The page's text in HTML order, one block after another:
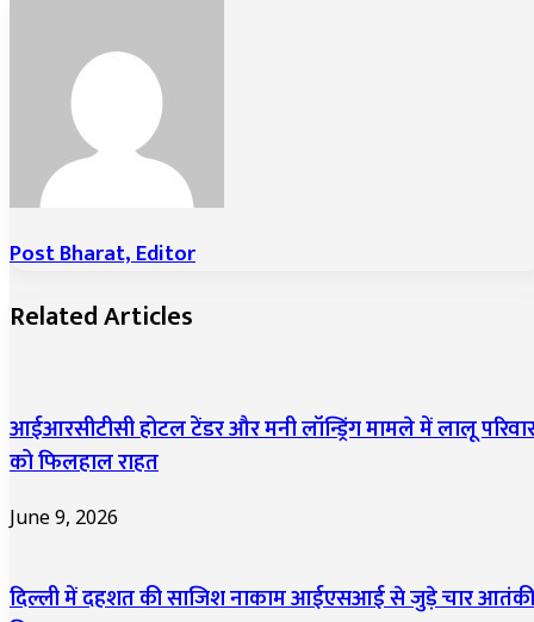
Post Bharat, Editor
Related Articles
आईआरसीटीसी होटल टेंडर और मनी लॉन्ड्रिंग मामले में लालू
को फिलहाल राहत
June 9, 2026
दिल्ली में दहशत की साजिश नाकाम आईएसआई से जुड़े चार आतंकी